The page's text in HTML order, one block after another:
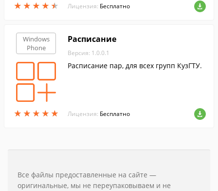
★ ★ ★ ★ ★
★ ★ ★ ★ ★ Лицензия: Бесплатно
Windows
Phone
★ ★ ★ ★ ★
★ ★ ★ ★ ★
Расписание
Версия: 1.0.0.1
Расписание пар, для всех групп КузГТУ.
Лицензия: Бесплатно
Все файлы предоставленные на сайте —
оригинальные, мы не переупаковываем и не